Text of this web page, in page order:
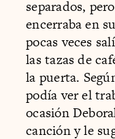
separados,
encerraba en
pocas veces
las tazas de
la puerta.
podía ver el
ocasión
canción y le